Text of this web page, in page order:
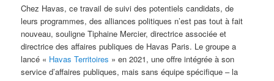
Chez Havas, ce travail de suivi des potentiels candidats, de
leurs programmes, des alliances politiques n’est pas tout à fait
nouveau, souligne Tiphaine Mercier, directrice associée et
directrice des affaires publiques de Havas Paris. Le groupe a
lancé « Havas Territoires » en 2021, une offre intégrée à son
service d’affaires publiques, mais sans équipe spécifique – la